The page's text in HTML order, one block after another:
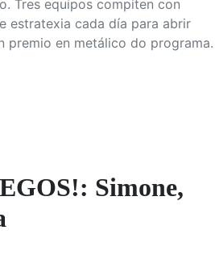
Tres equipos compiten con
estratexia cada día para abrir
premio en metálico do programa.
Simone,